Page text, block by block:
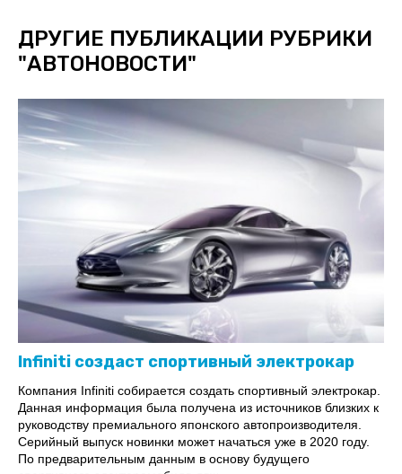
ДРУГИЕ ПУБЛИКАЦИИ РУБРИКИ
"АВТОНОВОСТИ"
Infiniti создаст спортивный электрокар
Компания Infiniti собирается создать спортивный электрокар.
Данная информация была получена из источников близких к
руководству премиального японского автопроизводителя.
Серийный выпуск новинки может начаться уже в 2020 году.
По предварительным данным в основу будущего